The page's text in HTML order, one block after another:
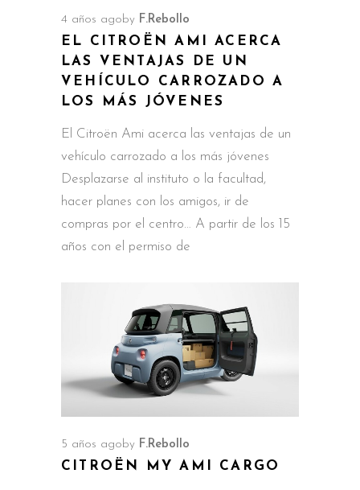
4 años agoby F.Rebollo
EL CITROËN AMI ACERCA
LAS VENTAJAS DE UN
VEHÍCULO CARROZADO A
LOS MÁS JÓVENES
El Citroën Ami acerca las ventajas de un
vehículo carrozado a los más jóvenes
Desplazarse al instituto o la facultad,
hacer planes con los amigos, ir de
compras por el centro… A partir de los 15
años con el permiso de
5 años ago by F.Rebollo
CITROËN MY AMI CARGO